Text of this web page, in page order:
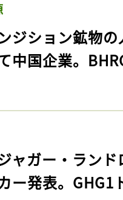
ジション鉱物
中国企業。
ャガー・ラン
ー発表。GHG1